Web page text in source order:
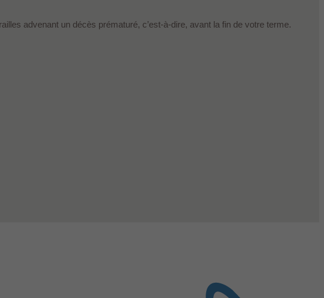
advenant un décès prématuré, c’est-à-dire, avant la fin de votre terme.